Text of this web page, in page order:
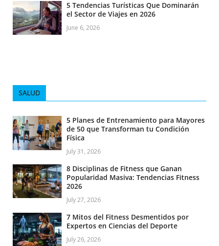
5 Tendencias Turísticas Que Dominarán
el Sector de Viajes en 2026
June 6, 2026
SALUD
5 Planes de Entrenamiento para Mayores
de 50 que Transforman tu Condición
Física
July 31, 2026
8 Disciplinas de Fitness que Ganan
Popularidad Masiva: Tendencias Fitness
2026
July 27, 2026
7 Mitos del Fitness Desmentidos por
Expertos en Ciencias del Deporte
July 26, 2026